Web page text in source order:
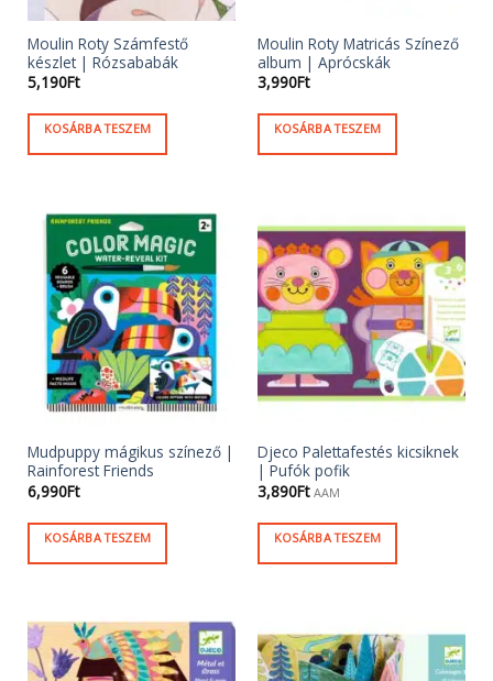
Moulin Roty Számfestő
készlet | Rózsababák
5,190Ft
KOSÁRBA TESZEM
Moulin Roty Matricás Színező
album | Aprócskák
3,990Ft
KOSÁRBA TESZEM
Mudpuppy mágikus színező |
Rainforest Friends
6,990Ft
KOSÁRBA TESZEM
Djeco Palettafestés kicsiknek
| Pufók pofik
3,890Ft AAM
KOSÁRBA TESZEM